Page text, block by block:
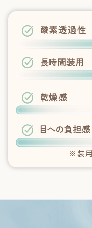
酸素透過性
長時間装用
乾燥感
目への負担感
※装